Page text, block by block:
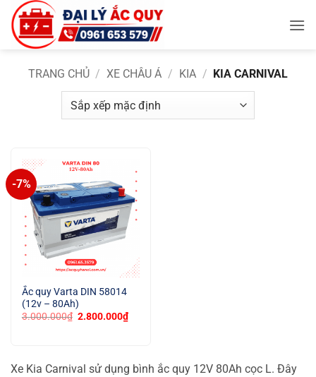
qua
TRANG CHỦ / XE CHÂU Á / KIA / KIA CARNIVAL
-7%
Ắc quy Varta DIN 58014
(12v – 80Ah)
3.000.000₫ Giá
2.800.000₫Giá
hiện
Xe Kia Carnival sử dụng bình ắc quy 12V 80Ah cọc L. Đây